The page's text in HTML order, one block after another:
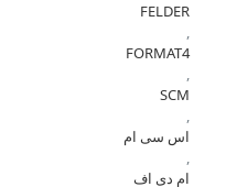
FELDER
,
FORMAT4
,
SCM
,
اس سی ام
,
ام دی اف